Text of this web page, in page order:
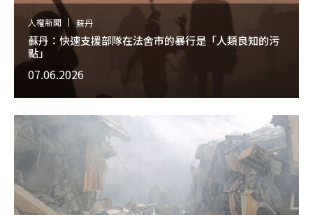
人權新聞 蘇丹
蘇丹：快速支援部隊在法舍市的暴行是「人類良知的污
點」
07.06.2026